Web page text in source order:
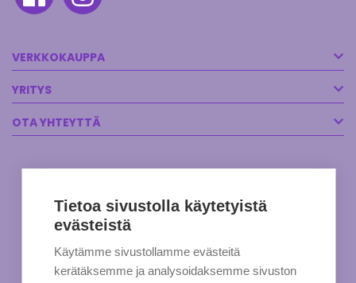
VERKKOKAUPPA
YRITYS
OTA YHTEYTTÄ
Tietoa sivustolla käytetyistä
evästeistä
Käytämme sivustollamme evästeitä
kerätäksemme ja analysoidaksemme sivuston